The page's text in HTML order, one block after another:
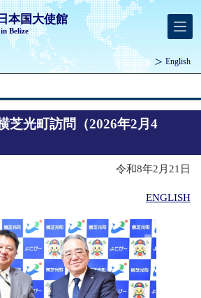
本国大使館
Belize
English
芝光町訪問（2026年2月4
令和8年2月21日
ENGLISH